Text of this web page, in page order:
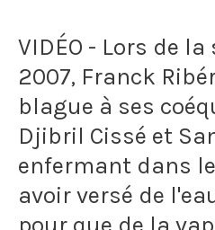
une
clause
dans
son
contrat
VIDÉO - Lors de
2007, Franck
blague à ses
Djibril Cissé et
enfermant dans
avoir versé de